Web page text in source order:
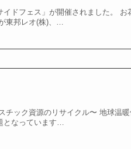
ドフェス」が開催されました。 お
東邦レオ(株)、…
チック資源のリサイクル〜 地球温
となっています…